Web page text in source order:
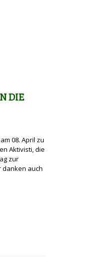
DIE
08. April zu
Aktivisti, die
zur
danken auch